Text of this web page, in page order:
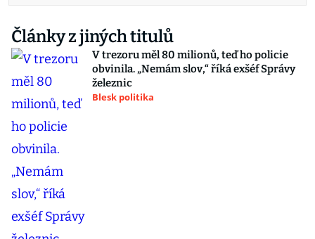
Články z jiných titulů
V trezoru měl 80 milionů, teď ho policie
obvinila. „Nemám slov,“ říká exšéf Správy
železnic
Blesk politika